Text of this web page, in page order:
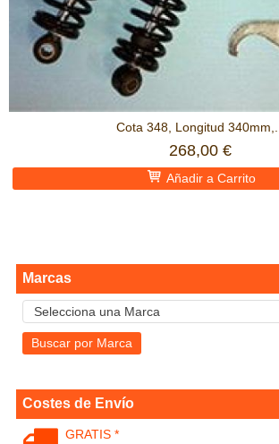
Marcas
Costes de Envío
GRATIS *
Cota 348, Longitud 340mm,...
268,00 €
Añadir a Carrito